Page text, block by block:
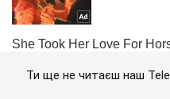
Ти ще не читаєш наш